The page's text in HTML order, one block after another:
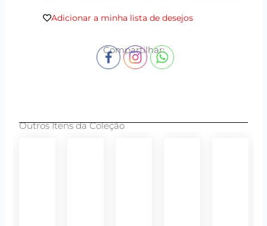
Adicionar a minha lista de desejos
Compartilhar:
Outros Itens da Coleção